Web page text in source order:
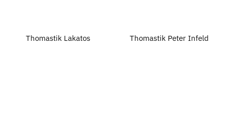
Thomastik Lakatos Thomastik Peter Infeld